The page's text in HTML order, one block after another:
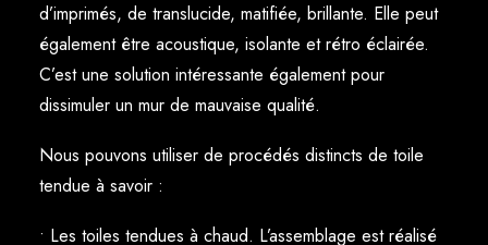
d’imprimés, de translucide, matifiée, brillante. Elle peut
également être acoustique, isolante et rétro éclairée.
C’est une solution intéressante également pour
dissimuler un mur de mauvaise qualité.
Nous pouvons utiliser de procédés distincts de toile
tendue à savoir :
• Les toiles tendues à chaud. L’assemblage est réalisé